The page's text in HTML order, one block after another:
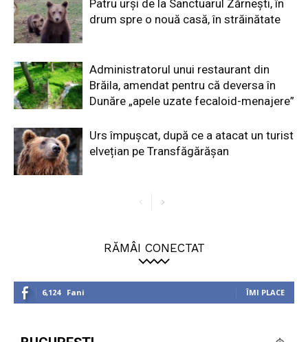
Patru urși de la Sanctuarul Zărnești, în
drum spre o nouă casă, în străinătate
Administratorul unui restaurant din
Brăila, amendat pentru că deversa în
Dunăre „apele uzate fecaloid-menajere”
Urs împușcat, după ce a atacat un turist
elvețian pe Transfăgărășan
RĂMÂI CONECTAT
6,124 Fani ÎMI PLACE